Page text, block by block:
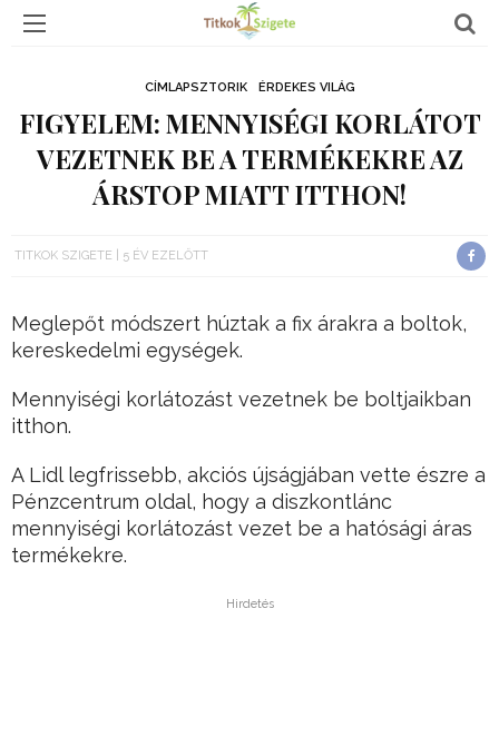
CÍMLAPSZTORIK ÉRDEKES VILÁG
FIGYELEM: MENNYISÉGI KORLÁTOT
VEZETNEK BE A TERMÉKEKRE AZ
ÁRSTOP MIATT ITTHON!
TITKOK SZIGETE 5 ÉV EZELŐTT
Meglepőt módszert húztak a fix árakra a boltok,
kereskedelmi egységek.
Mennyiségi korlátozást vezetnek be boltjaikban
itthon.
A Lidl legfrissebb, akciós újságjában vette észre a
Pénzcentrum oldal, hogy a diszkontlánc
mennyiségi korlátozást vezet be a hatósági áras
termékekre.
Hirdetés